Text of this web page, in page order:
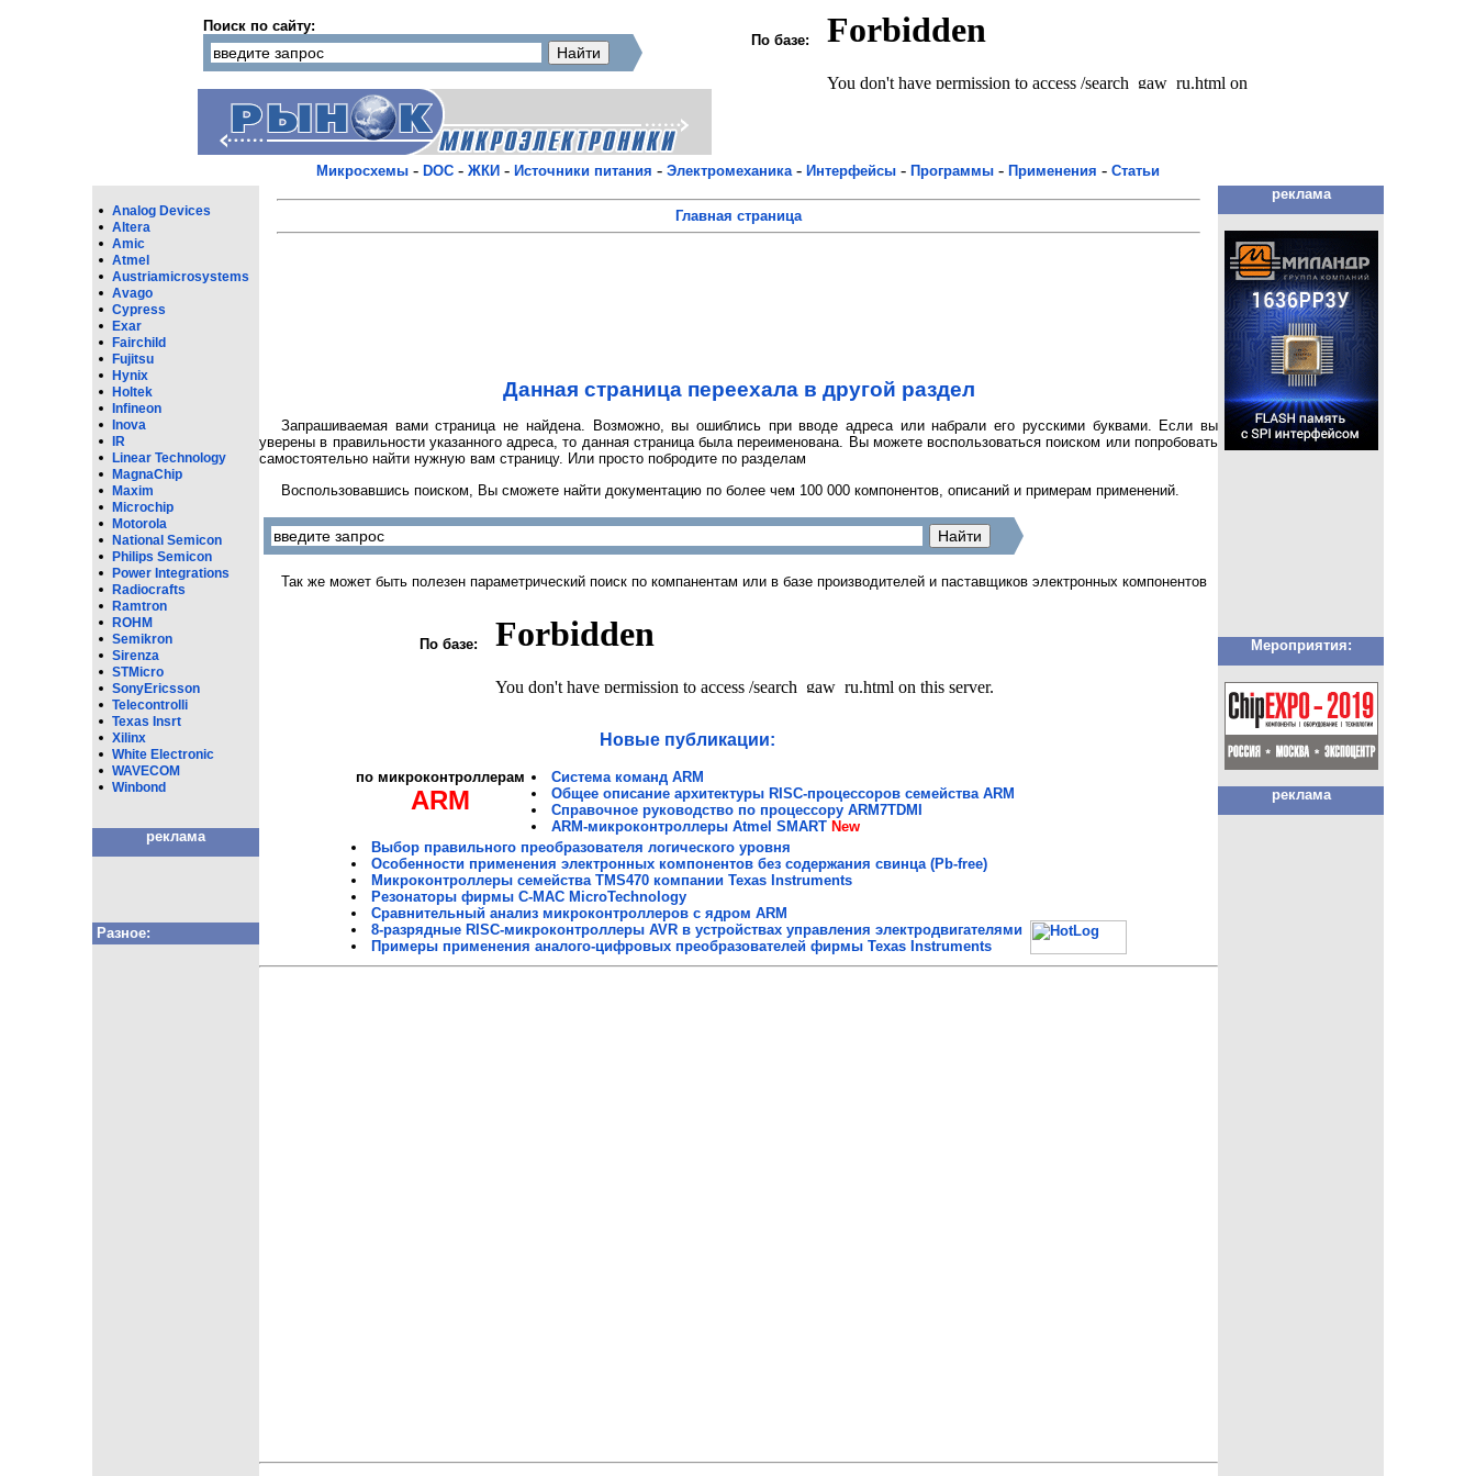
Поиск по сайту:
По базе:
Микросхемы - DOC - ЖКИ - Источники питания - Электромеханика - Интерфейсы - Программы - Применения - Статьи
Analog Devices
Altera
Amic
Atmel
Austriamicrosystems
Avago
Cypress
Exar
Fairchild
Fujitsu
Hynix
Holtek
Infineon
Inova
IR
Linear Technology
MagnaChip
Maxim
Microchip
Motorola
National Semicon
Philips Semicon
Power Integrations
Radiocrafts
Ramtron
ROHM
Semikron
Sirenza
STMicro
SonyEricsson
Telecontrolli
Texas Insrt
Xilinx
White Eleсtronic
WAVECOM
Winbond
реклама
Разное:
Главная страница
Данная страница переехала в другой раздел
Запрашиваемая вами страница не найдена. Возможно, вы ошиблись при вводе адреса или набрали его русскими буквами. Если вы
уверены в правильности указанного адреса, то данная страница была переименована. Вы можете воспользоваться поиском или попробовать
самостоятельно найти нужную вам страницу. Или просто побродите по разделам
Воспользовавшись поиском, Вы сможете найти документацию по более чем 100 000 компонентов, описаний и примерам применений.
Так же может быть полезен параметрический поиск по компанентам или в базе производителей и паставщиков электронных компонентов
По базе:
Новые публикации:
по микроконтроллерам
ARM
Система команд ARM
Общее описание архитектуры RISС-процессоров семейства ARM
Справочное руководство по процессору ARM7TDMI
ARM-микроконтроллеры Atmel SMART New
Выбор правильного преобразователя логического уровня
Особенности применения электронных компонентов без содержания свинца (Pb-free)
Микроконтроллеры семейства TMS470 компании Texas Instruments
Резонаторы фирмы C-MAC MicroTechnology
Сравнительный анализ микроконтроллеров с ядром ARM
8-разрядные RISC-микроконтроллеры AVR в устройствах управления электродвигателями
Примеры применения аналого-цифровых преобразователей фирмы Texas Instruments
реклама
Мероприятия:
реклама